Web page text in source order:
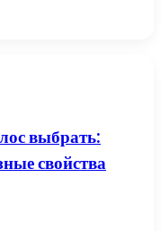
выбрать:
свойства